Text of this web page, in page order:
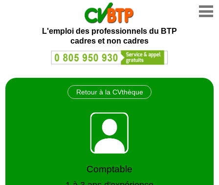
L'emploi des professionnels du BTP
cadres et non cadres
Retour à la CVthèque
Comptable